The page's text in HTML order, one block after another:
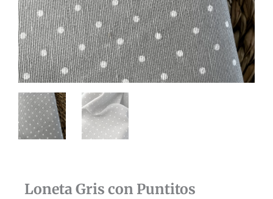
Loneta Gris con Puntitos